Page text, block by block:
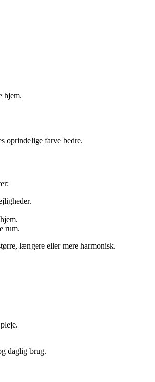
hjem.
oprindelige farve bedre.
rum.
længere eller mere harmonisk.
daglig brug.